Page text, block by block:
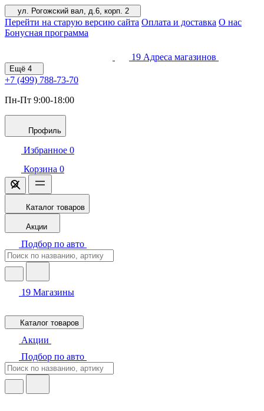
ул. Рогожский вал, д.6, корп. 2
Перейти на старую версию сайта Оплата и доставка О нас
Бонусная программа
19 Адреса магазинов
Ещё 4
+7 (499) 788-73-70
Пн-Пт 9:00-18:00
Профиль
Избранное 0
Корзина 0
Каталог товаров
Акции
Подбор по авто
19 Магазины
Каталог товаров
Акции
Подбор по авто